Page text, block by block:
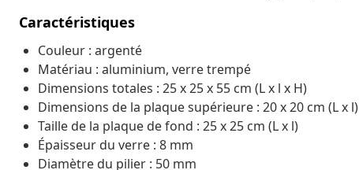
Caractéristiques
Couleur : argenté
Matériau : aluminium, verre trempé
Dimensions totales : 25 x 25 x 55 cm (L x l x H)
Dimensions de la plaque supérieure : 20 x 20 cm (L x l)
Taille de la plaque de fond : 25 x 25 cm (L x l)
Épaisseur du verre : 8 mm
Diamètre du pilier : 50 mm